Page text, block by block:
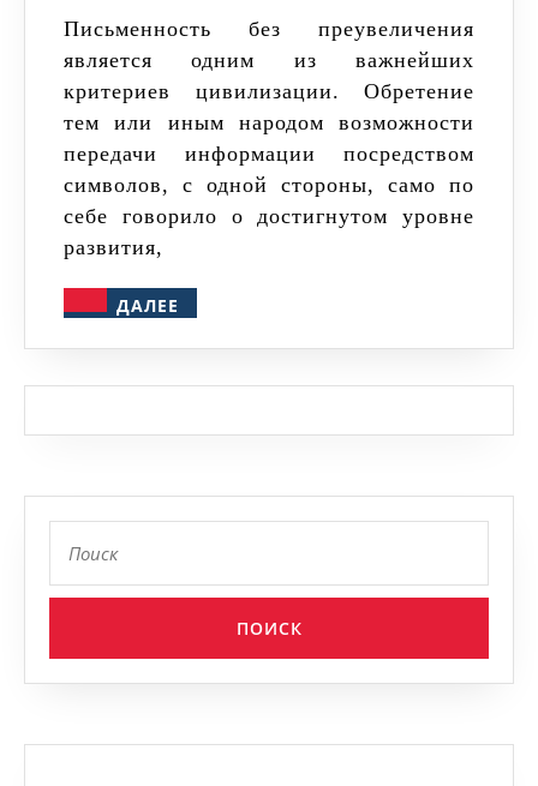
книги
Руси
Письменность без преувеличения
является одним из важнейших
критериев цивилизации. Обретение
тем или иным народом возможности
передачи информации посредством
символов, с одной стороны, само по
себе говорило о достигнутом уровне
развития,
ДАЛЕЕ